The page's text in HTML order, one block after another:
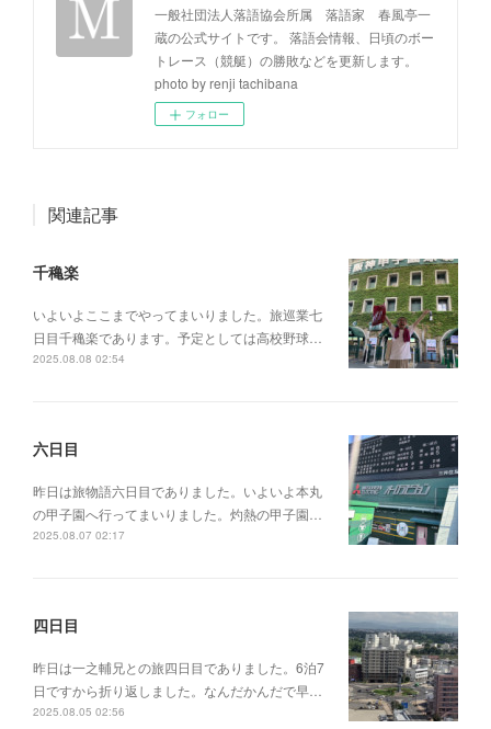
一般社団法人落語協会所属 落語家 春風亭一
蔵の公式サイトです。 落語会情報、日頃のボー
トレース（競艇）の勝敗などを更新します。
photo by renji tachibana
フォロー
関連記事
千穐楽
いよいよここまでやってまいりました。旅巡業七
日目千穐楽であります。予定としては高校野球…
2025.08.08 02:54
六日目
昨日は旅物語六日目でありました。いよいよ本丸
の甲子園へ行ってまいりました。灼熱の甲子園…
2025.08.07 02:17
四日目
昨日は一之輔兄との旅四日目でありました。6泊7
日ですから折り返しました。なんだかんだで早…
2025.08.05 02:56